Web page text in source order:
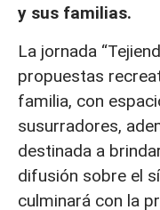
y sus familias.
La jornada
propuestas
familia, con
susurradores,
destinada a
difusión sobre el
culminará con la